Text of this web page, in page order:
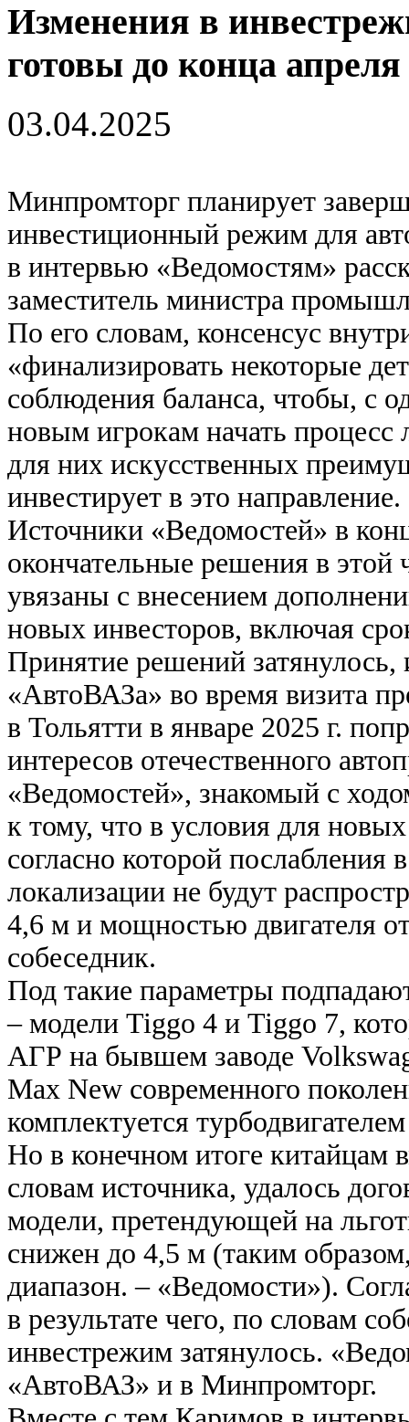
Изменения в
готовы до конца апреля
03.04.2025
Минпромторг планирует
инвестиционный режим для
в интервью «Ведомостям»
заместитель министра
По его словам, консенсус
«финализировать некоторые
соблюдения баланса, чтобы, с
новым игрокам начать процесс
для них искусственных
инвестирует в это направление.
Источники «Ведомостей» в
окончательные решения в этой
увязаны с внесением
новых инвесторов, включая
Принятие решений затянулось,
«АвтоВАЗа» во время визита
в Тольятти в январе 2025 г.
интересов отечественного
«Ведомостей», знакомый с
к тому, что в условия для
согласно которой послабления
локализации не будут
4,6 м и мощностью двигателя
собеседник.
Под такие параметры
– модели Tiggo 4 и Tiggo 7,
АГР на бывшем заводе
Max New современного
комплектуется
Но в конечном итоге китайцам
словам источника, удалось
модели, претендующей на
снижен до 4,5 м (таким
диапазон. – «Ведомости»).
в результате чего, по словам
инвестрежим затянулось.
«АвтоВАЗ» и в Минпромторг.